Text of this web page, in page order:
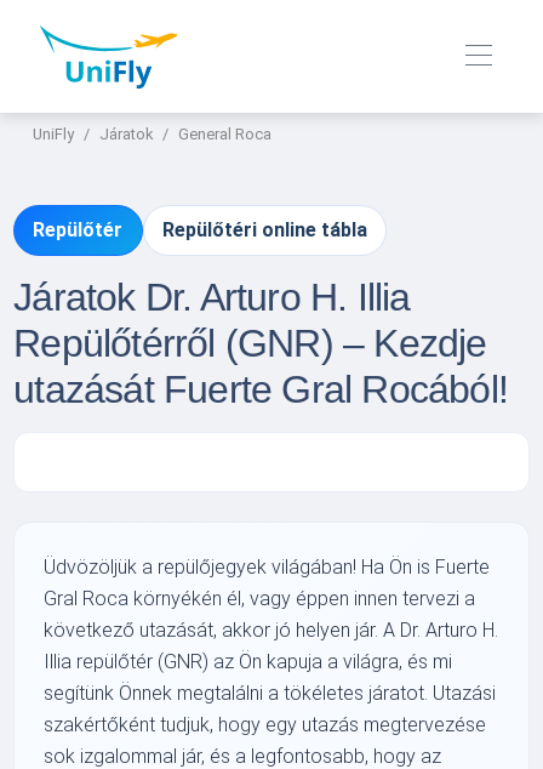
UniFly Járatok General Roca
Repülőtér Repülőtéri online tábla
Járatok Dr. Arturo H. Illia
Repülőtérről (GNR) – Kezdje
utazását Fuerte Gral Rocából!
Üdvözöljük a repülőjegyek világában! Ha Ön is Fuerte
Gral Roca környékén él, vagy éppen innen tervezi a
következő utazását, akkor jó helyen jár. A Dr. Arturo H.
Illia repülőtér (GNR) az Ön kapuja a világra, és mi
segítünk Önnek megtalálni a tökéletes járatot. Utazási
szakértőként tudjuk, hogy egy utazás megtervezése
sok izgalommal jár, és a legfontosabb, hogy az